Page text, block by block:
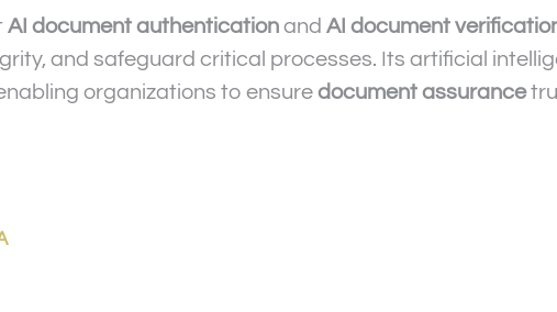
AI document authentication and AI document
and safeguard critical processes. Its artificial
organizations to ensure document assurance